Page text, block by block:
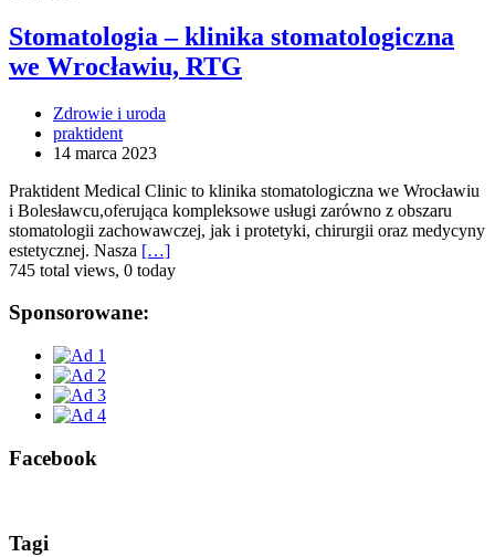
Stomatologia – klinika stomatologiczna
we Wrocławiu, RTG
Zdrowie i uroda
praktident
14 marca 2023
Praktident Medical Clinic to klinika stomatologiczna we Wrocławiu
i Bolesławcu,oferująca kompleksowe usługi zarówno z obszaru
stomatologii zachowawczej, jak i protetyki, chirurgii oraz medycyny
estetycznej. Nasza […]
745 total views, 0 today
Sponsorowane:
Facebook
Tagi